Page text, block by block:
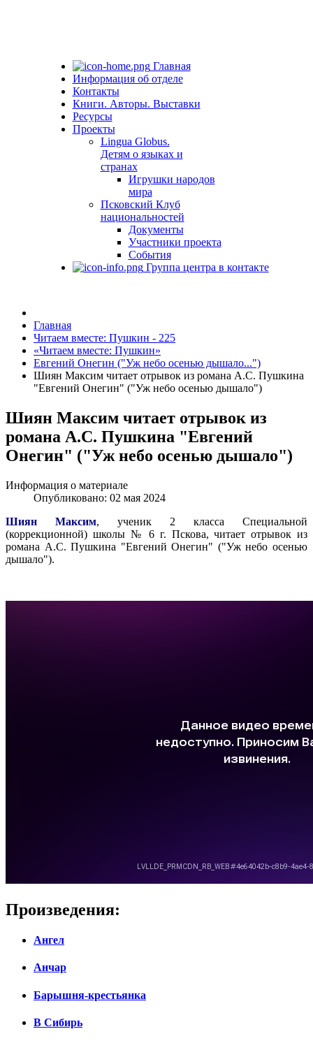
Главная
Информация об отделе
Контакты
Книги. Авторы. Выставки
Ресурсы
Проекты
Lingua Globus.
Детям о языках и
странах
Игрушки народов
мира
Псковский Клуб
национальностей
Документы
Участники проекта
События
Группа центра в контакте
Главная
Читаем вместе: Пушкин - 225
«Читаем вместе: Пушкин»
Евгений Онегин ("Уж небо осенью дышало...")
Шиян Максим читает отрывок из романа А.С. Пушкина
"Евгений Онегин" ("Уж небо осенью дышало")
Шиян Максим читает отрывок из
романа А.С. Пушкина "Евгений
Онегин" ("Уж небо осенью дышало")
Информация о материале
Опубликовано: 02 мая 2024
Шиян Максим, ученик 2 класса Специальной
(коррекционной) школы № 6 г. Пскова, читает отрывок из
романа А.С. Пушкина "Евгений Онегин" ("Уж небо осенью
дышало").
Произведения:
Ангел
Анчар
Барышня-крестьянка
В Сибирь